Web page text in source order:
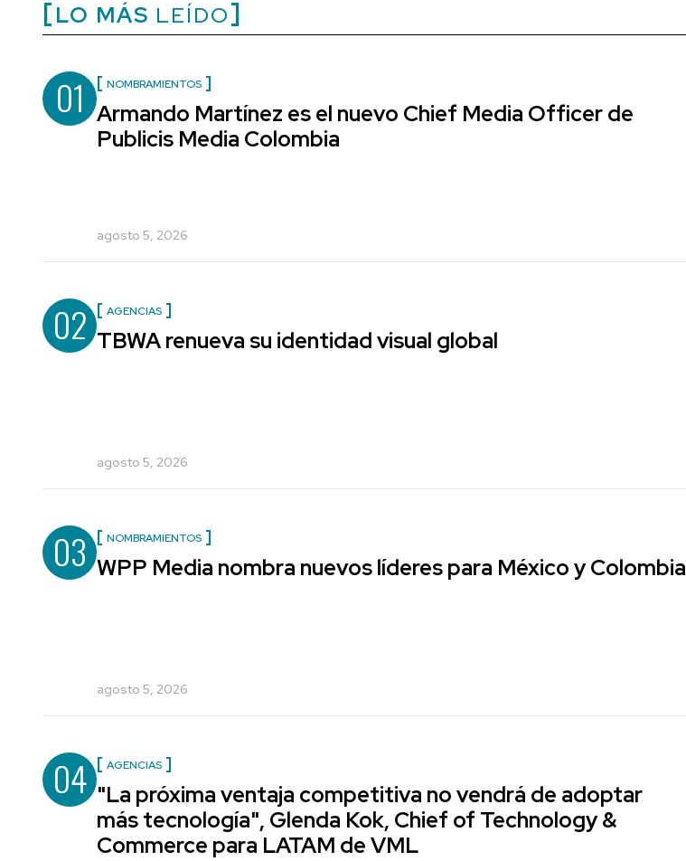
LO MÁS LEÍDO
01 NOMBRAMIENTOS
Armando Martínez es el nuevo Chief Media Officer de
Publicis Media Colombia
agosto 5, 2026
02 AGENCIAS
TBWA renueva su identidad visual global
agosto 5, 2026
03 NOMBRAMIENTOS
WPP Media nombra nuevos líderes para México y Colombia
agosto 5, 2026
04 AGENCIAS
"La próxima ventaja competitiva no vendrá de adoptar
más tecnología", Glenda Kok, Chief of Technology &
Commerce para LATAM de VML